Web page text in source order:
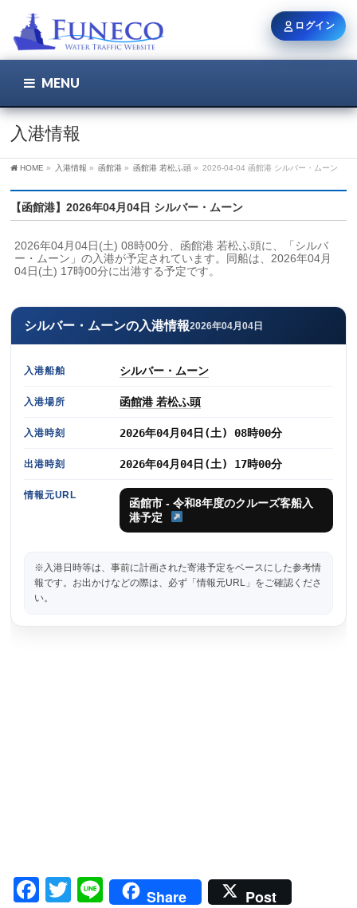
MENU
入港情報
HOME » 入港情報 » 函館港 » 函館港 若松ふ頭 » 2026-04-04 函館港 シルバー・ムーン
【函館港】2026年04月04日 シルバー・ムーン
2026年04月04日(土) 08時00分、函館港 若松ふ頭に、「シルバ
ー・ムーン」の入港が予定されています。同船は、2026年04月
04日(土) 17時00分に出港する予定です。
シルバー・ムーンの入港情報2026年04月04日
入港船舶 シルバー・ムーン
入港場所 函館港 若松ふ頭
入港時刻 2026年04月04日(土) 08時00分
出港時刻 2026年04月04日(土) 17時00分
情報元URL
函館市 - 令和8年度のクルーズ客船入
港予定
※入港日時等は、事前に計画された寄港予定をベースにした参考情
報です。お出かけなどの際は、必ず「情報元URL」をご確認くださ
い。
Facebook
Twitter
LineShare Post
ログイン
ユーザー名 / メール
ログイン状態を保持
新規登録 パスワードを忘れた方